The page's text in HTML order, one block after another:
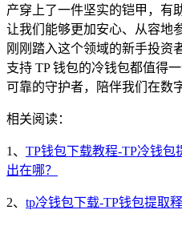
产穿上了一件坚实的铠甲，有
让我们能够更加安心、从容地
刚刚踏入这个领域的新手投资
支持 TP 钱包的冷钱包都值得
可靠的守护者，陪伴我们在数
相关阅读：
1、 TP钱包下载教程-TP冷钱包
出在哪？
2、 tp冷钱包下载-TP钱包提取